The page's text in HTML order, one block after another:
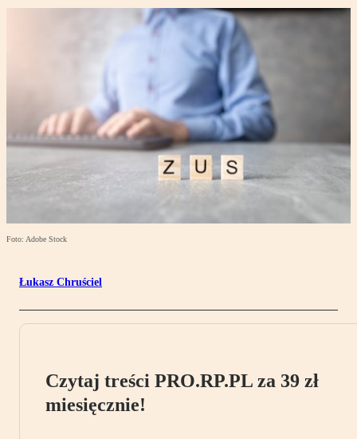
Foto: Adobe Stock
Łukasz Chruściel
Czytaj treści PRO.RP.PL za 39 zł
miesięcznie!